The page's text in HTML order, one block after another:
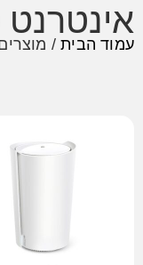
אינטרנט
עמוד הבית/